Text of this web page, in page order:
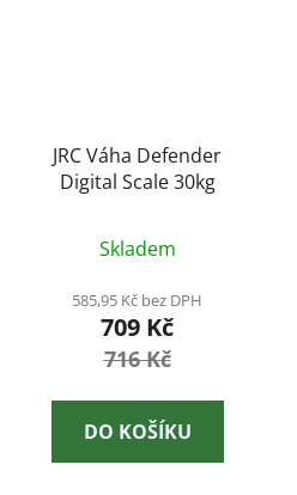
JRC Váha Defender
Digital Scale 30kg
Skladem
585,95 Kč bez DPH
709 Kč
716 Kč
DO KOŠÍKU